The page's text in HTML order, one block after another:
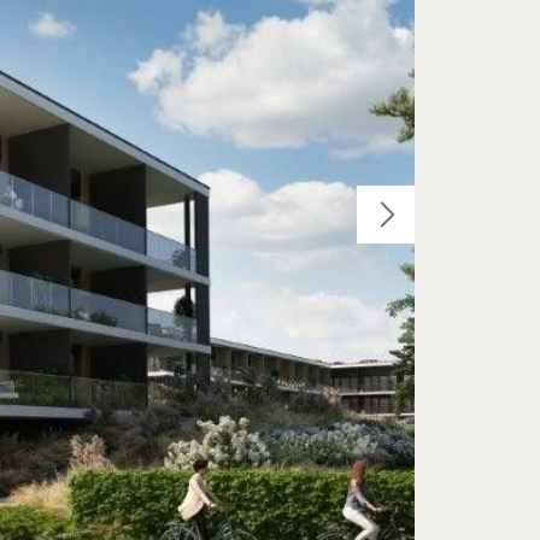
JEZIORO UKIEL
ZOBACZ STRONĘ INWESTYCJI
UL. LUBELSKA
STRONĘ INWESTYCJI